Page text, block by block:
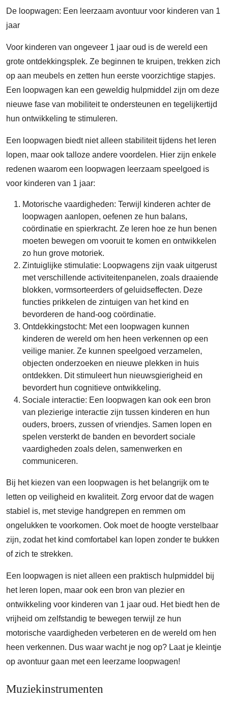
De loopwagen: Een leerzaam avontuur voor kinderen van 1
jaar
Voor kinderen van ongeveer 1 jaar oud is de wereld een
grote ontdekkingsplek. Ze beginnen te kruipen, trekken zich
op aan meubels en zetten hun eerste voorzichtige stapjes.
Een loopwagen kan een geweldig hulpmiddel zijn om deze
nieuwe fase van mobiliteit te ondersteunen en tegelijkertijd
hun ontwikkeling te stimuleren.
Een loopwagen biedt niet alleen stabiliteit tijdens het leren
lopen, maar ook talloze andere voordelen. Hier zijn enkele
redenen waarom een loopwagen leerzaam speelgoed is
voor kinderen van 1 jaar:
Motorische vaardigheden: Terwijl kinderen achter de
loopwagen aanlopen, oefenen ze hun balans,
coördinatie en spierkracht. Ze leren hoe ze hun benen
moeten bewegen om vooruit te komen en ontwikkelen
zo hun grove motoriek.
Zintuiglijke stimulatie: Loopwagens zijn vaak uitgerust
met verschillende activiteitenpanelen, zoals draaiende
blokken, vormsorteerders of geluidseffecten. Deze
functies prikkelen de zintuigen van het kind en
bevorderen de hand-oog coördinatie.
Ontdekkingstocht: Met een loopwagen kunnen
kinderen de wereld om hen heen verkennen op een
veilige manier. Ze kunnen speelgoed verzamelen,
objecten onderzoeken en nieuwe plekken in huis
ontdekken. Dit stimuleert hun nieuwsgierigheid en
bevordert hun cognitieve ontwikkeling.
Sociale interactie: Een loopwagen kan ook een bron
van plezierige interactie zijn tussen kinderen en hun
ouders, broers, zussen of vriendjes. Samen lopen en
spelen versterkt de banden en bevordert sociale
vaardigheden zoals delen, samenwerken en
communiceren.
Bij het kiezen van een loopwagen is het belangrijk om te
letten op veiligheid en kwaliteit. Zorg ervoor dat de wagen
stabiel is, met stevige handgrepen en remmen om
ongelukken te voorkomen. Ook moet de hoogte verstelbaar
zijn, zodat het kind comfortabel kan lopen zonder te bukken
of zich te strekken.
Een loopwagen is niet alleen een praktisch hulpmiddel bij
het leren lopen, maar ook een bron van plezier en
ontwikkeling voor kinderen van 1 jaar oud. Het biedt hen de
vrijheid om zelfstandig te bewegen terwijl ze hun
motorische vaardigheden verbeteren en de wereld om hen
heen verkennen. Dus waar wacht je nog op? Laat je kleintje
op avontuur gaan met een leerzame loopwagen!
Muziekinstrumenten